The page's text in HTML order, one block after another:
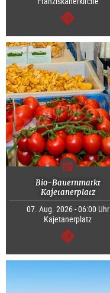
weiter
Bio-Bauernmarkt
Kajetanerplatz
07. Aug. 2026 - 06:00 Uhr
Kajetanerplatz
weiter